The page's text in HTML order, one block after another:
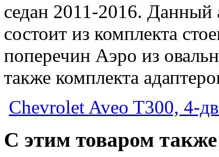
седан 2011-2016. Данный
состоит из комплекта
поперечин Аэро из
также комплекта
Chevrolet Aveo T300, 4-
C этим товаром